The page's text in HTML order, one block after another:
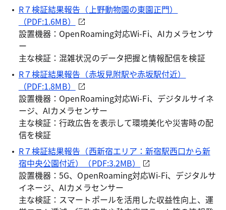
R７検証結果報告（上野動物園の東園正門）
（PDF:1.6MB）
設置機器：OpenRoaming対応Wi-Fi、AIカメラセンサ
ー
主な検証：混雑状況のデータ把握と情報配信を検証
R７検証結果報告（赤坂見附駅や赤坂駅付近）
（PDF:1.8MB）
設置機器：OpenRoaming対応Wi-Fi、デジタルサイネ
ージ、AIカメラセンサー
主な検証：行政広告を表示して環境美化や災害時の配
信を検証
R７検証結果報告（西新宿エリア：新宿駅西口から新
宿中央公園付近）（PDF:3.2MB）
設置機器：5G、OpenRoaming対応Wi-Fi、デジタルサ
イネージ、AIカメラセンサー
主な検証：スマートポールを活用した収益性向上、運